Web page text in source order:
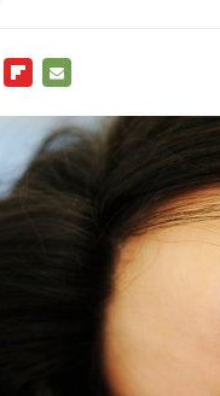
MAIL